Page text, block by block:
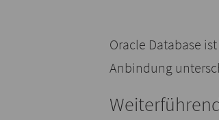
Oracle Database
Anbindung